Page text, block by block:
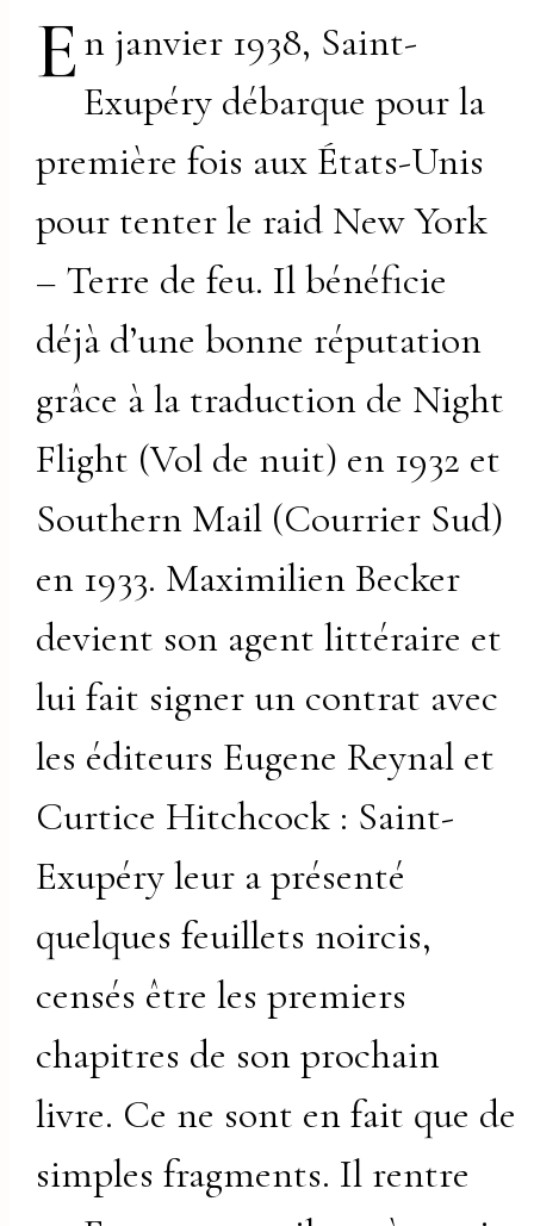
En janvier 1938, Saint-
Exupéry débarque pour la
première fois aux États-Unis
pour tenter le raid New York
– Terre de feu. Il bénéficie
déjà d’une bonne réputation
grâce à la traduction de Night
Flight (Vol de nuit) en 1932 et
Southern Mail (Courrier Sud)
en 1933. Maximilien Becker
devient son agent littéraire et
lui fait signer un contrat avec
les éditeurs Eugene Reynal et
Curtice Hitchcock : Saint-
Exupéry leur a présenté
quelques feuillets noircis,
censés être les premiers
chapitres de son prochain
livre. Ce ne sont en fait que de
simples fragments. Il rentre